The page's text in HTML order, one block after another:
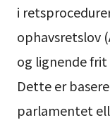
i
ophavsretslov
og lignende frit
Dette er
parlamentet